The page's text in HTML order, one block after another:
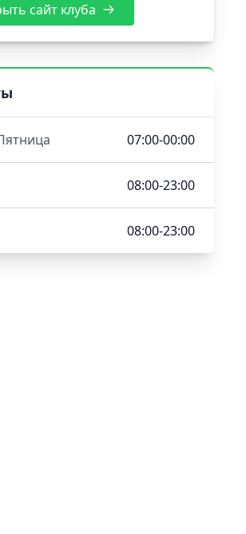
сайт клуба
07:00-00:00
08:00-23:00
08:00-23:00